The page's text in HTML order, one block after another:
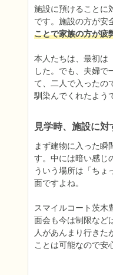
施設に預けることに
です。施設の方が安
ことで家族の方が疲
本人たちは、最初は
した。でも、夫婦で
て、二人で入ったの
馴染んでくれたよう
見学時、施設に
まず建物に入った瞬
す。中には暗い感じ
ういう場所は「ちょ
面ですよね。
スマイルコート茨木
面会も今は制限など
人があんまり行きた
ことは可能なので安